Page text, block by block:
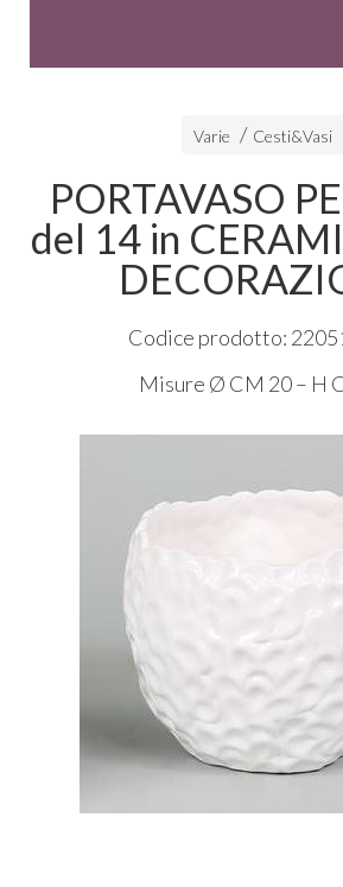
Varie Cesti&Vasi
PORTAVASO
del 14 in
Codice prodotto:
Misure Ø CM 20 – H